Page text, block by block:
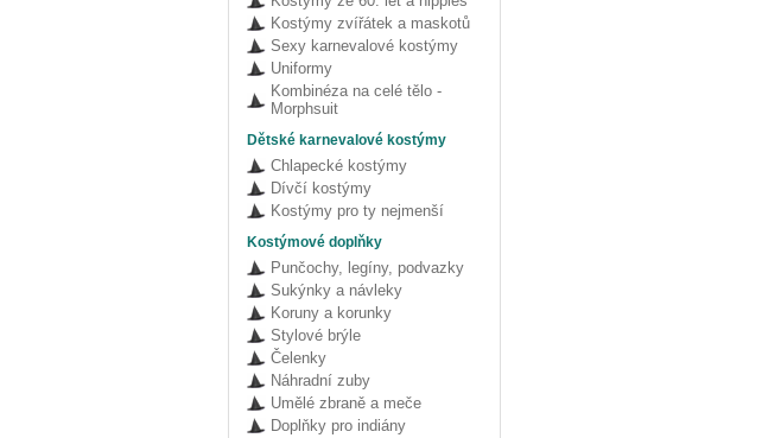
Kostýmy zvířátek a maskotů
Sexy karnevalové kostýmy
Uniformy
Kombinéza na celé tělo -
Morphsuit
Dětské karnevalové kostýmy
Chlapecké kostýmy
Dívčí kostýmy
Kostýmy pro ty nejmenší
Kostýmové doplňky
Punčochy, legíny, podvazky
Sukýnky a návleky
Koruny a korunky
Stylové brýle
Čelenky
Náhradní zuby
Umělé zbraně a meče
Doplňky pro indiány